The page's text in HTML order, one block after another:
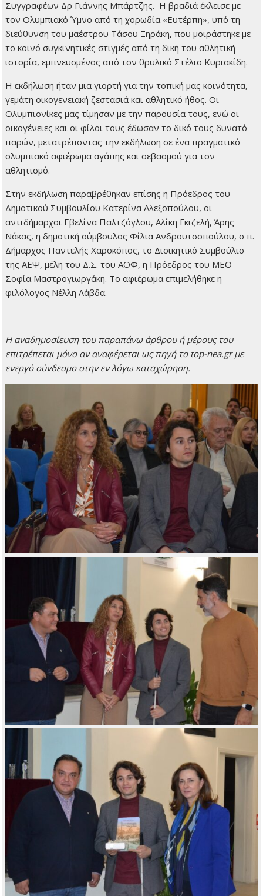
Συγγραφέων Δρ Γιάννης Μπάρτζης. Η βραδιά έκλεισε με
τον Ολυμπιακό Ύμνο από τη χορωδία «Ευτέρπη», υπό τη
διεύθυνση του μαέστρου Τάσου Ξηράκη, που μοιράστηκε με
το κοινό συγκινητικές στιγμές από τη δική του αθλητική
ιστορία, εμπνευσμένος από τον θρυλικό Στέλιο Κυριακίδη.
Η εκδήλωση ήταν μια γιορτή για την τοπική μας κοινότητα,
γεμάτη οικογενειακή ζεστασιά και αθλητικό ήθος. Οι
Ολυμπιονίκες μας τίμησαν με την παρουσία τους, ενώ οι
οικογένειες και οι φίλοι τους έδωσαν το δικό τους δυνατό
παρών, μετατρέποντας την εκδήλωση σε ένα πραγματικό
ολυμπιακό αφιέρωμα αγάπης και σεβασμού για τον
αθλητισμό.
Στην εκδήλωση παραβρέθηκαν επίσης η Πρόεδρος του
Δημοτικού Συμβουλίου Κατερίνα Αλεξοπούλου, οι
αντιδήμαρχοι Εβελίνα Παλτζόγλου, Αλίκη Γκιζελή, Άρης
Νάκας, η δημοτική σύμβουλος Φίλια Ανδρουτσοπούλου, ο π.
Δήμαρχος Παντελής Χαροκόπος, το Διοικητικό Συμβούλιο
της ΑΕΨ, μέλη του Δ.Σ. του ΑΟΦ, η Πρόεδρος του ΜΕΟ
Σοφία Μαστρογιωργάκη. Το αφιέρωμα επιμελήθηκε η
φιλόλογος Νέλλη Λάβδα.
H αναδημοσίευση του παραπάνω άρθρου ή μέρους του
επιτρέπεται μόνο αν αναφέρεται ως πηγή το top-nea.gr με
ενεργό σύνδεσμο στην εν λόγω καταχώρηση.